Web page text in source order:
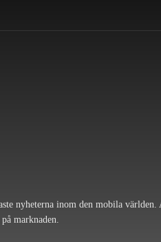
nyheterna inom den mobila
marknaden.